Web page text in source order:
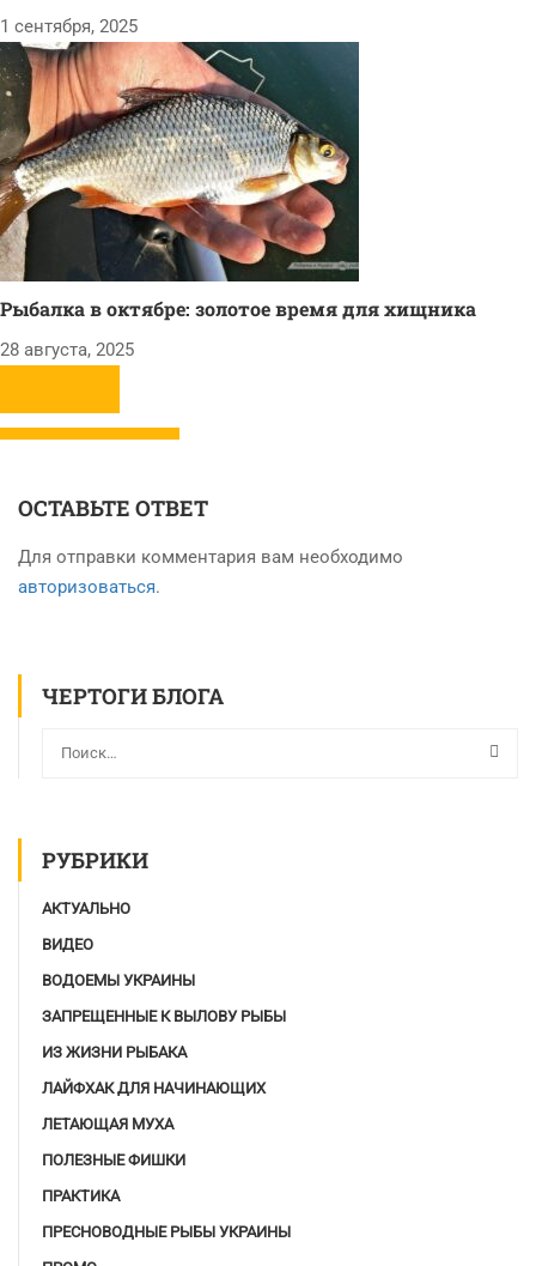
1 сентября, 2025
Рыбалка в октябре: золотое время для хищника
28 августа, 2025
ОСТАВЬТЕ ОТВЕТ
Для отправки комментария вам необходимо
авторизоваться.
ЧЕРТОГИ БЛОГА
РУБРИКИ
АКТУАЛЬНО
ВИДЕО
ВОДОЕМЫ УКРАИНЫ
ЗАПРЕЩЕННЫЕ К ВЫЛОВУ РЫБЫ
ИЗ ЖИЗНИ РЫБАКА
ЛАЙФХАК ДЛЯ НАЧИНАЮЩИХ
ЛЕТАЮЩАЯ МУХА
ПОЛЕЗНЫЕ ФИШКИ
ПРАКТИКА
ПРЕСНОВОДНЫЕ РЫБЫ УКРАИНЫ